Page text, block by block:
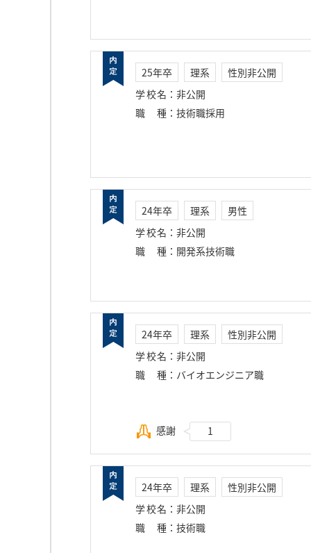
25年卒 理系
性別非公開
学校名 ： 非公開
職種 ： 技術職採用
24年卒 理系
男性
学校名 ： 非公開
職種 ： 開発系技術職
24年卒 理系
性別非公開
学校名 ： 非公開
職種 ： バイオエンジニア職
感謝 1
24年卒 理系
性別非公開
学校名 ： 非公開
職種 ： 技術職